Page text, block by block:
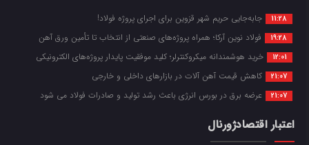
11:28 جابه‌جایی حریم شهر قزوین برای اجرای پروژه فولاد!
19:28 فولاد نوین آرکا؛ همراه پروژه‌های صنعتی از انتخاب تا تأمین ورق آهن
12:01 خرید هوشمندانه میکروکنترلر؛ کلید موفقیت پایدار پروژه‌های الکترونیکی
21:07 کاهش قیمت آهن آلات در بازارهای داخلی و خارجی
21:07 عرضه برق در بورس انرژی باعث رشد تولید و صادرات فولاد می شود
اعتبار اقتصادژورنال